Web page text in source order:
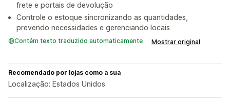
frete e portais de devolução
Controle o estoque sincronizando as quantidades,
prevendo necessidades e gerenciando locais
Contém texto traduzido automaticamente Mostrar original
Recomendado por lojas como a sua
Localização: Estados Unidos